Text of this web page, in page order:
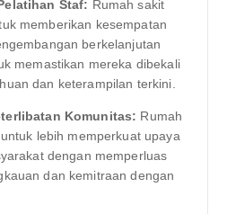
Staf: Rumah sakit
memberikan kesempatan
berkelanjutan
memastikan mereka dibekali
dan keterampilan terkini.
Komunitas: Rumah
lebih memperkuat upaya
dengan memperluas
dan kemitraan dengan